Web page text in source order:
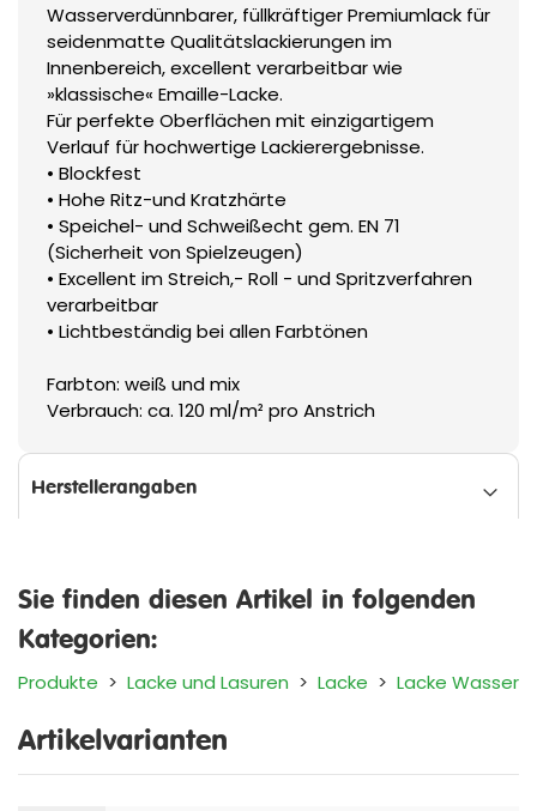
Wasserverdünnbarer, füllkräftiger Premiumlack für
seidenmatte Qualitätslackierungen im
Innenbereich, excellent verarbeitbar wie
»klassische« Emaille-Lacke.
Für perfekte Oberflächen mit einzigartigem
Verlauf für hochwertige Lackierergebnisse.
• Blockfest
• Hohe Ritz-und Kratzhärte
• Speichel- und Schweißecht gem. EN 71
(Sicherheit von Spielzeugen)
• Excellent im Streich,- Roll - und Spritzverfahren
verarbeitbar
• Lichtbeständig bei allen Farbtönen
Farbton: weiß und mix
Verbrauch: ca. 120 ml/m² pro Anstrich
Herstellerangaben
Sie finden diesen Artikel in folgenden
Kategorien:
Produkte > Lacke und Lasuren > Lacke > Lacke Wasser
Artikelvarianten